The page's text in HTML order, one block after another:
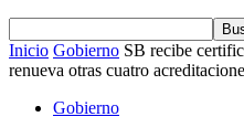
Inicio Gobierno SB recibe
renueva otras cuatro
Gobierno